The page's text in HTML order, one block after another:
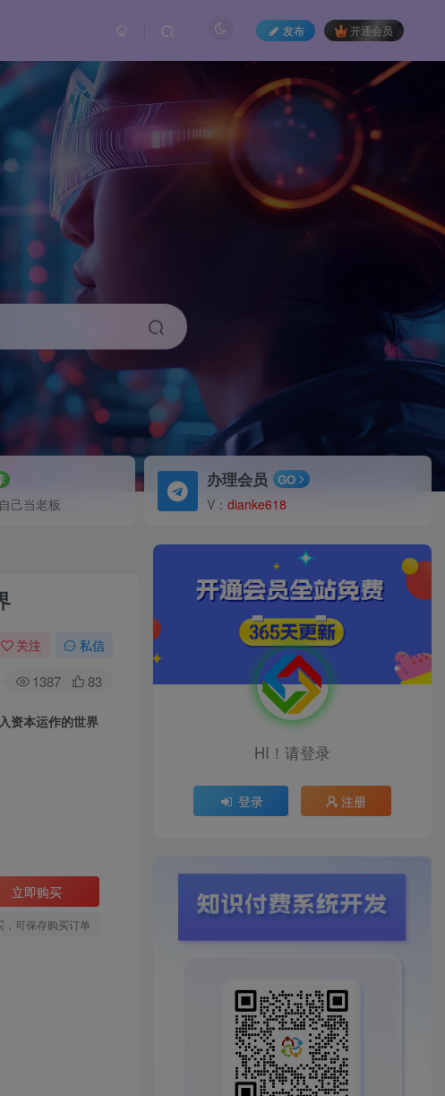
发布 开通会员
己当老板
办理会员 GO
V： dianke618
关注 私信
1387 83
资本运作的世界
立即购买
可保存购买订单
HI！请登录
登录 注册